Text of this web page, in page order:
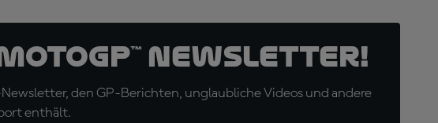
Newsletter!
den GP-Berichten, unglaubliche Videos und andere
enthält.